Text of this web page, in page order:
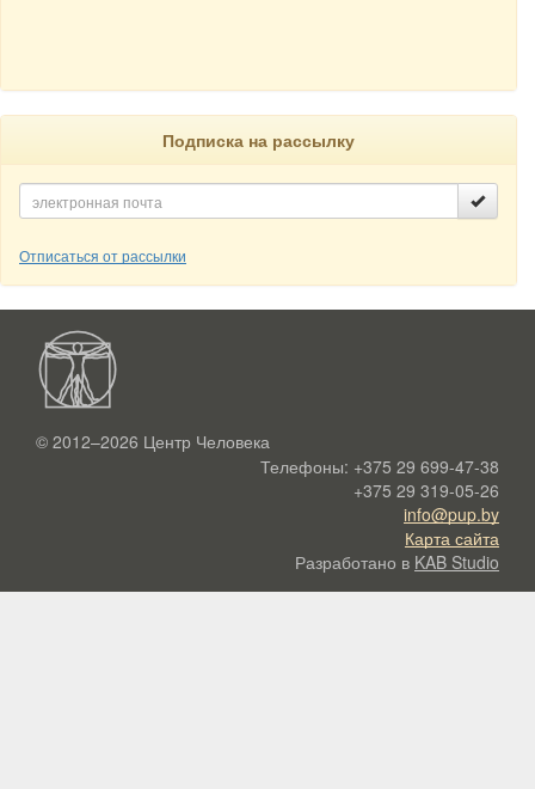
Подписка на рассылку
Отписаться от рассылки
© 2012–2026 Центр Человека
Телефоны: +375 29 699-47-38
+375 29 319-05-26
info@pup.by
Карта сайта
Разработано в KAB Studio